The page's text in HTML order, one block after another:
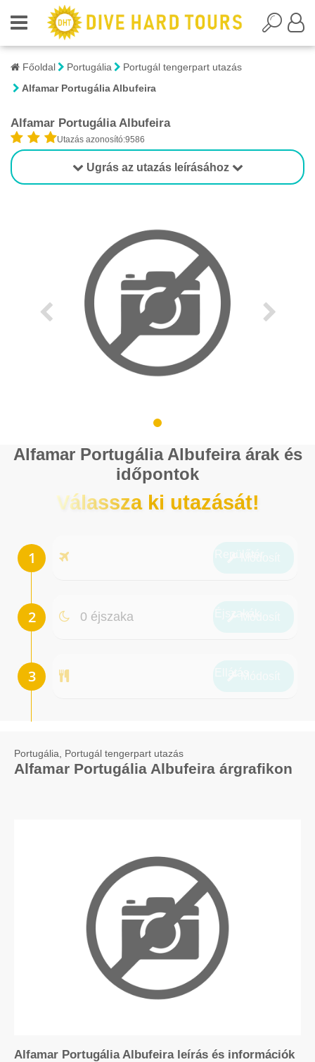
Főoldal Portugália
Portugál tengerpart utazás
Alfamar Portugália Albufeira
Alfamar Portugália Albufeira
Utazás azonosító:9586
Ugrás az utazás leírásához
Alfamar Portugália Albufeira árak és
időpontok
Válassza ki utazását!
0 éjszaka
Portugália, Portugál tengerpart utazás
Alfamar Portugália Albufeira árgrafikon
Alfamar Portugália Albufeira leírás és információk